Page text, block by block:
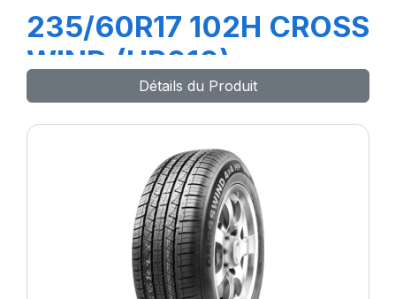
235/60R17 102H CROSS
WIND (HP010)
Détails du Produit